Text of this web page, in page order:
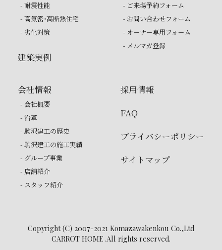
- 耐震性能
- 高気密・高断熱住宅
- 劣化対策
建築実例
- ご来場予約フォーム
- お問い合わせフォーム
- オーナー専用フォーム
- メルマガ登録
会社情報
- 会社概要
- 沿革
- 駒沢建工の歴史
- 駒沢建工の施工実績
- グループ事業
- 店舗紹介
- スタッフ紹介
採用情報
FAQ
プライバシーポリシー
サイトマップ
Copyright (C) 2007-2021 Komazawakenkou Co.,Ltd
CARROT HOME .All rights reserved.